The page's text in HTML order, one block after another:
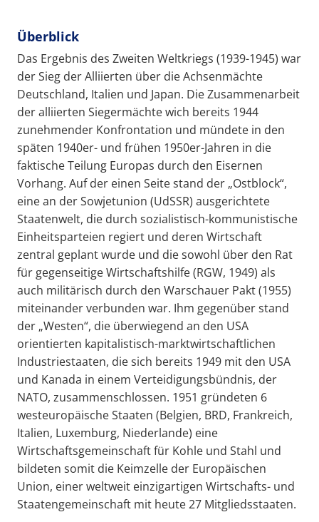
Überblick
Das Ergebnis des Zweiten Weltkriegs (1939-1945) war
der Sieg der Alliierten über die Achsenmächte
Deutschland, Italien und Japan. Die Zusammenarbeit
der alliierten Siegermächte wich bereits 1944
zunehmender Konfrontation und mündete in den
späten 1940er- und frühen 1950er-Jahren in die
faktische Teilung Europas durch den Eisernen
Vorhang. Auf der einen Seite stand der „Ostblock“,
eine an der Sowjetunion (UdSSR) ausgerichtete
Staatenwelt, die durch sozialistisch-kommunistische
Einheitsparteien regiert und deren Wirtschaft
zentral geplant wurde und die sowohl über den Rat
für gegenseitige Wirtschaftshilfe (RGW, 1949) als
auch militärisch durch den Warschauer Pakt (1955)
miteinander verbunden war. Ihm gegenüber stand
der „Westen“, die überwiegend an den USA
orientierten kapitalistisch-marktwirtschaftlichen
Industriestaaten, die sich bereits 1949 mit den USA
und Kanada in einem Verteidigungsbündnis, der
NATO, zusammenschlossen. 1951 gründeten 6
westeuropäische Staaten (Belgien, BRD, Frankreich,
Italien, Luxemburg, Niederlande) eine
Wirtschaftsgemeinschaft für Kohle und Stahl und
bildeten somit die Keimzelle der Europäischen
Union, einer weltweit einzigartigen Wirtschafts- und
Staatengemeinschaft mit heute 27 Mitgliedsstaaten.